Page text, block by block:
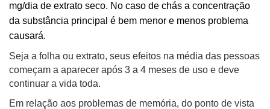
mg/dia de extrato seco. No caso de chás a concentração
da substância principal é bem menor e menos problema
causará.
Seja a folha ou extrato, seus efeitos na média das pessoas
começam a aparecer após 3 a 4 meses de uso e deve
continuar a vida toda.
Em relação aos problemas de memória, do ponto de vista